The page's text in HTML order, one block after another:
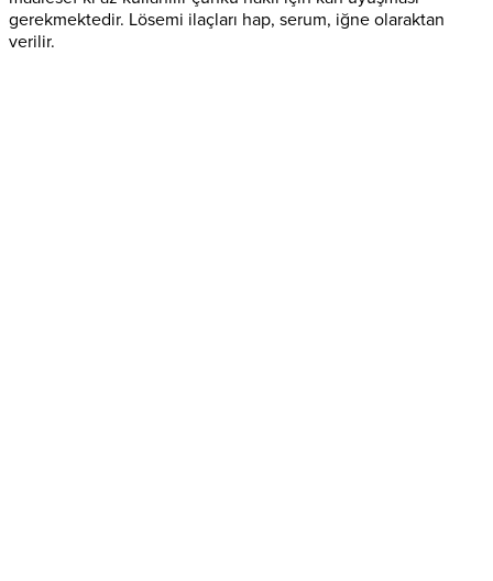
gerekmektedir. Lösemi ilaçları hap, serum, iğne olaraktan
verilir.